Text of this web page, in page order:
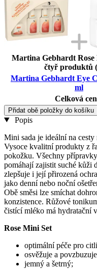
Martina Gebhardt Rose
čtyř produktů
Martina Gebhardt Eye
ml
Celková
Přidat obě položky do košíku
Popis
Mini sada je ideální na cesty
Vysoce kvalitní produkty z
pokožku. Všechny
pomáhají zajistit suché kůži
zlepšuje i její přirozená
jako denní nebo noční
Obě směsi lze smíchat
konzistence. Růžové
čistící mléko má hydratační
Rose Mini Set
optimální péče pro
osvěžuje a
jemný a šetrný;